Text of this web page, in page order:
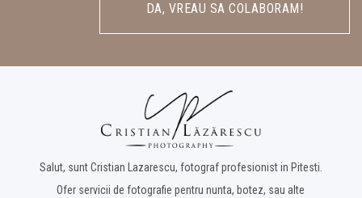
DA, VREAU SA COLABORAM!
Salut, sunt Cristian Lazarescu, fotograf profesionist in Pitesti.
Ofer servicii de fotografie pentru nunta, botez, sau alte